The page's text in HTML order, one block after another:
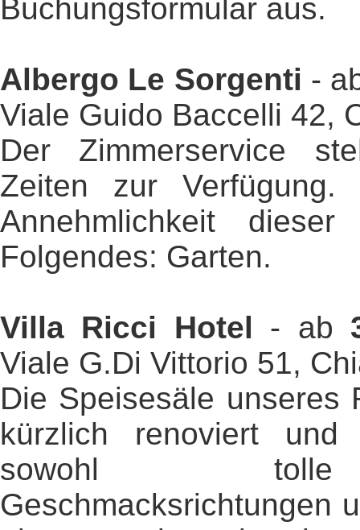
Buchungsformular aus.
Albergo Le Sorgenti -
Viale Guido Baccelli 42,
Der Zimmerservice
Zeiten zur
Annehmlichkeit
Folgendes: Garten.
Villa Ricci Hotel - ab
Viale G.Di Vittorio 51,
Die Speisesäle unseres
kürzlich renoviert
sowohl
Geschmacksrichtungen